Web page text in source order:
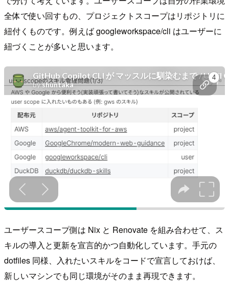
全体で使い回すもの、プロジェクトスコープはリポジトリに
紐付くものです。例えば googleworkspace/cli はユーザーに
紐づくことが多いと思います。
ユーザースコープ側は Nix と Renovate を組み合わせて、ス
キルの導入と更新を宣言的かつ自動化しています。手元の
dotfiles 同様、入れたいスキルをコードで宣言しておけば、
新しいマシンでも同じ環境がそのまま再現できます。